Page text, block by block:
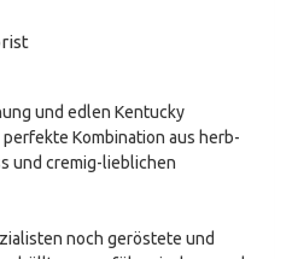
und edlen Kentucky
Kombination aus herb-
und cremig-lieblichen
noch geröstete und